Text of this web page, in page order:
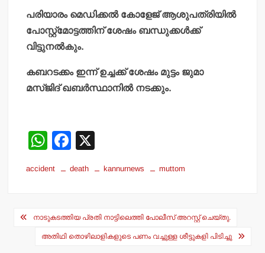
പരിയാരം മെഡിക്കല്‍ കോളേജ് ആശുപത്രിയില്‍
പോസ്റ്റ്‌മോട്ടത്തിന് ശേഷം ബന്ധുക്കള്‍ക്ക്
വിട്ടുനല്‍കും.
കബറടക്കം ഇന്ന് ഉച്ചക്ക് ശേഷം മുട്ടം ജുമാ
മസ്ജിദ് ഖബര്‍സ്ഥാനില്‍ നടക്കും.
W
at
A
p
F
c
b
o
accident death kannurnews muttom
Post
navigation
നാടുകടത്തിയ പ്രതി നാട്ടിലെത്തി പോലീസ് അറസ്റ്റ് ചെയ്തു.
അതിഥി തൊഴിലാളികളുടെ പണം വച്ചുള്ള ശീട്ടുകളി പിടിച്ചു